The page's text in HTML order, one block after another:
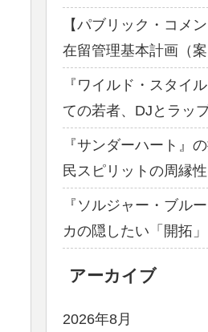
【パブリック・コメ
在留管理基本計画（
『ワイルド・スタイ
ての若者、DJとラッ
『サンダーハート』
民スピリットの周縁性
『ソルジャー・ブル
カの隠したい「開拓」
アーカイブ
2026年8月